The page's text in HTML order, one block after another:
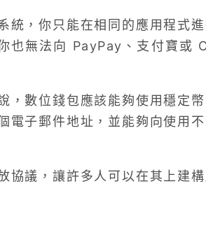
統，你只能在相同的應用程式
也無法向 PayPay、支付寶或
，數位錢包應該能夠使用穩定
電子郵件地址，並能夠向使用
協議，讓許多人可以在其上建構